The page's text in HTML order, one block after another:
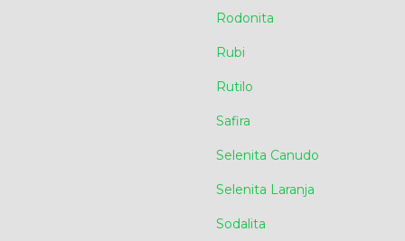
Rodonita
Rubi
Rutilo
Safira
Selenita Canudo
Selenita Laranja
Sodalita